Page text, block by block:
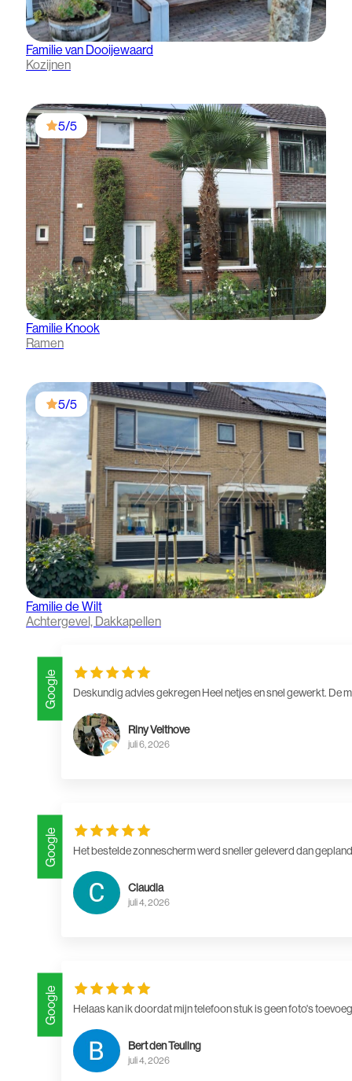
Familie van Dooijewaard
Kozijnen
5/5
Familie Knook
Ramen
5/5
Familie de Wilt
Achtergevel, Dakkapellen
Google Deskundig advies gekregen Heel netjes en snel gewerkt. De
Riny Velthove
juli 6, 2026
Google Het bestelde zonnescherm werd sneller geleverd dan
Claudia
juli 4, 2026
Google Helaas kan ik doordat mijn telefoon stuk is geen foto's
Bert den Teuling
juli 4, 2026